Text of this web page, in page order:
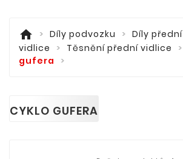
home Díly podvozku
Díly přední
vidlice
Těsnění přední vidlice
gufera
CYKLO GUFERA